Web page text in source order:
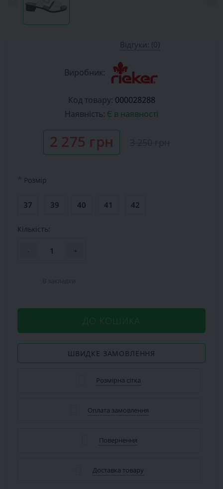
Відгуки: (0)
Виробник:
Код товару: 000028288
Наявність: Є в наявності
2 275 грн
* Розмiр
37 39 40 41 42
Кількість:
- +
ДО КОШИКА
ШВИДКЕ ЗАМОВЛЕННЯ
Розмірна сітка
Оплата замовлення
Повернення
Доставка товару